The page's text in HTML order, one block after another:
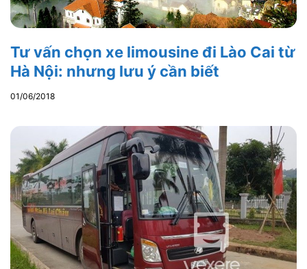
Tư vấn chọn xe limousine đi Lào Cai từ
Hà Nội: nhưng lưu ý cần biết
01/06/2018